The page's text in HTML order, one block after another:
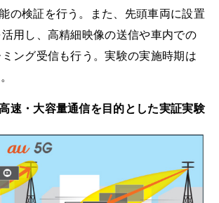
の検証を行う。また、先頭車両に設置
用し、高精細映像の送信や車内での
ング受信も行う。実験の実施時期は
速・大容量通信を目的とした実証実験